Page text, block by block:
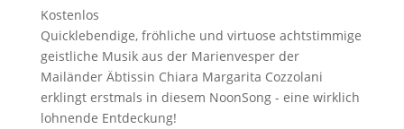
Kostenlos
Quicklebendige, fröhliche und virtuose achtstimmige
geistliche Musik aus der Marienvesper der
Mailänder Äbtissin Chiara Margarita Cozzolani
erklingt erstmals in diesem NoonSong - eine wirklich
lohnende Entdeckung!